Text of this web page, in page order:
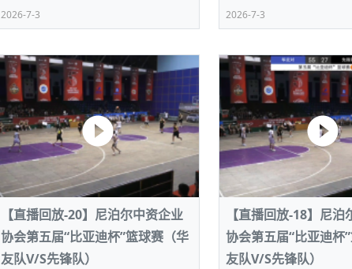
2026-7-3 2026-7-3
【直播回放-20】尼泊尔中资企业
协会第五届“比亚迪杯”篮球赛（华
友队V/S先锋队）
【直播回放-18】尼泊
协会第五届“比亚迪杯
友队V/S先锋队）